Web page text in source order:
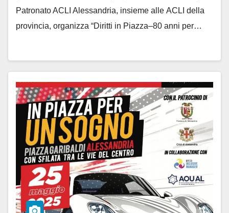
Patronato ACLI Alessandria, insieme alle ACLI della
provincia, organizza “Diritti in Piazza–80 anni per…